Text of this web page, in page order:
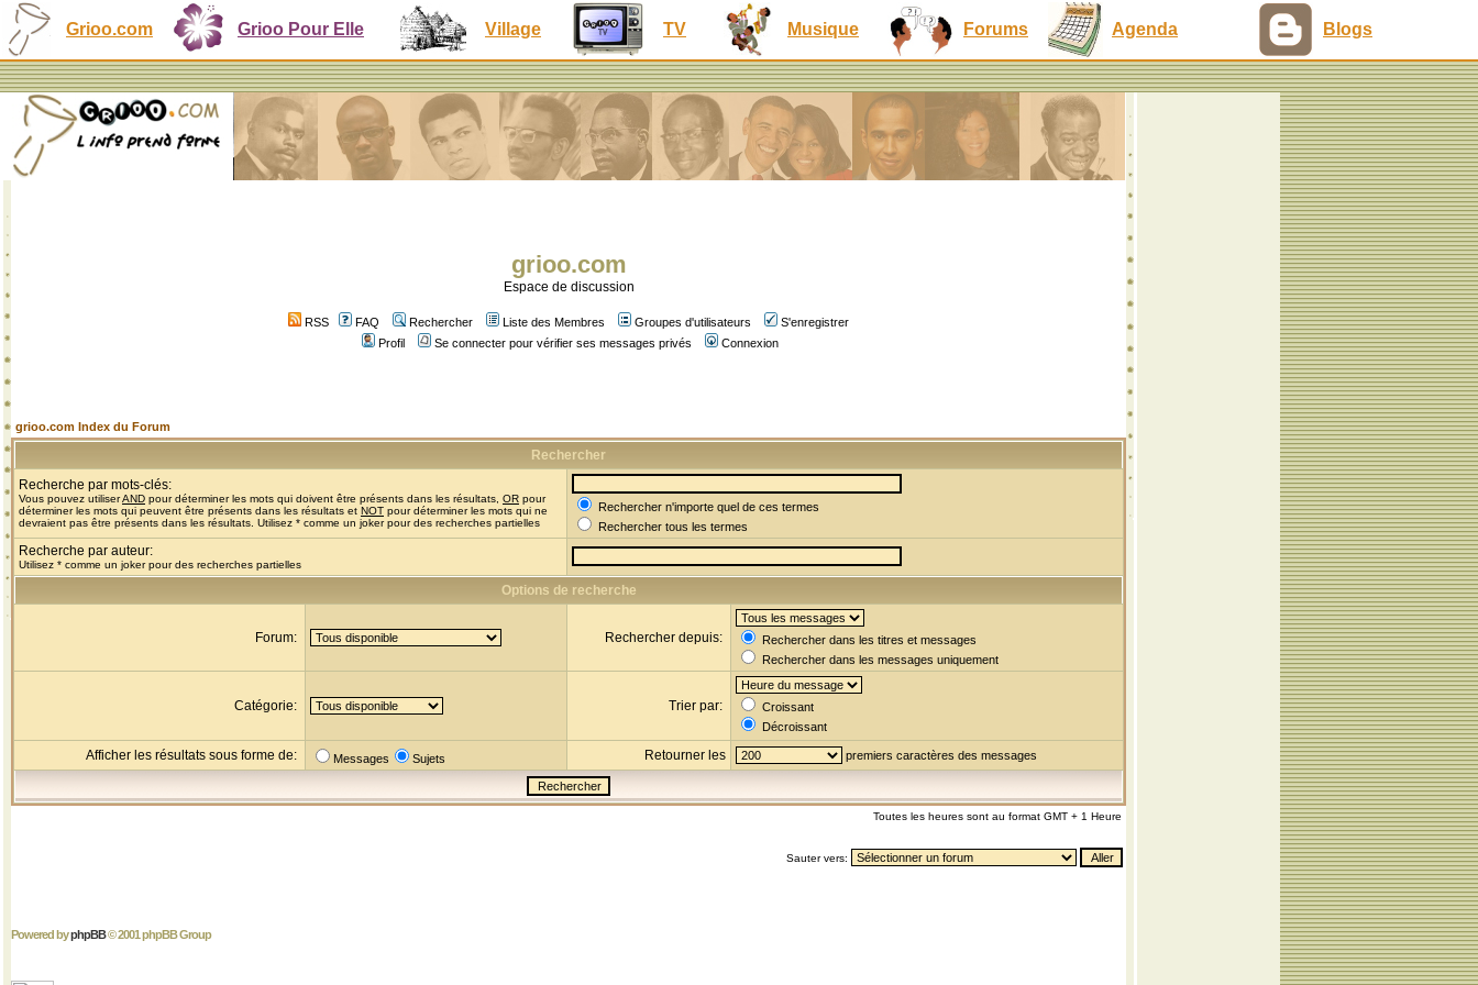
Grioo.com Grioo Pour Elle Village TV Musique Forums Agenda Blogs
grioo.com
Espace de discussion
RSS FAQ Rechercher Liste des Membres Groupes d'utilisateurs
S'enregistrer
Profil
Se connecter pour vérifier ses messages privés Connexion
grioo.com Index du Forum
Rechercher
Recherche par mots-clés:
Vous pouvez utiliserAND pour déterminer les mots qui doivent être présents dans les résultats, OR pour
déterminer les mots qui peuvent être présents dans les résultats et NOT pour déterminer les mots qui ne
devraient pas être présents dans les résultats. Utilisez * comme un joker pour des recherches partielles
Rechercher n'importe quel de ces termes
Rechercher tous les termes
Recherche par auteur:
Utilisez * comme un joker pour des recherches partielles
Options de recherche
Forum: Rechercher depuis:
Rechercher dans les titres et messages
Rechercher dans les messages uniquement
Catégorie: Trier par:
Croissant
Décroissant
Afficher les résultats sous forme de: Messages Sujets Retourner les premiers caractères des messages
Toutes les heures sont au format GMT + 1 Heure
Sauter vers:
Powered byphpBB© 2001 phpBB Group